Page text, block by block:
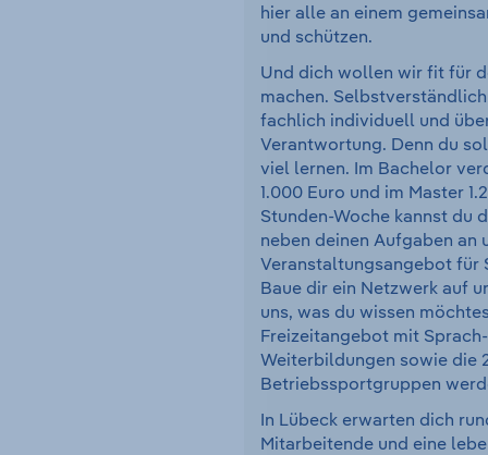
hier alle an einem
und schützen.
Und dich wollen wir fit für
machen.
fachlich individuell und
Verantwortung. Denn du
viel lernen. Im Bachelor
1.000 Euro und im Master
Stunden-Woche kannst du
neben deinen Aufgaben an
Veranstaltungsangebot für
Baue dir ein Netzwerk auf
uns, was du wissen
Freizeitangebot mit
Weiterbildungen sowie die
Betriebssportgruppen
In Lübeck erwarten dich
Mitarbeitende und eine